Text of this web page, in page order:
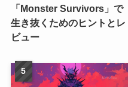
「Monster Survivors」で
生き抜くためのヒントとレ
ビュー